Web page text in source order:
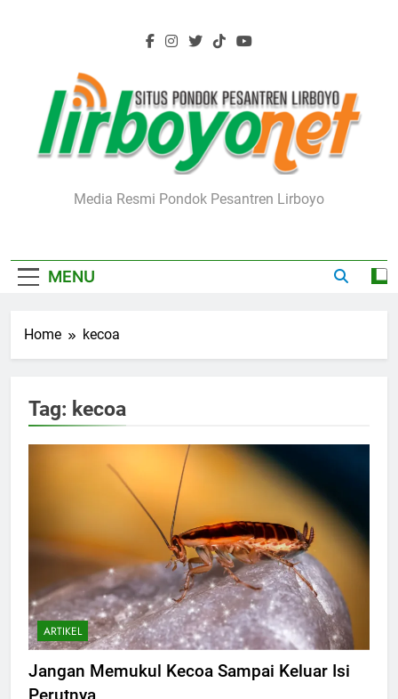
Lirboyo.net
Media Resmi Pondok Pesantren Lirboyo
MENU
Home kecoa
Tag: kecoa
ARTIKEL
Jangan Memukul Kecoa Sampai Keluar Isi
Perutnya